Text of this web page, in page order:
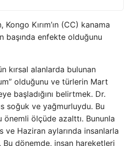
Kırım’ın (CC) kanama
başında enfekte olduğunu
kırsal alanlarda bulunan
olduğunu ve türlerin Mart
başladığını belirtmek. Dr.
soğuk ve yağmurluydu. Bu
ölçüde azalttı. Bununla
ve Haziran aylarında insanlarla
Bu dönemde, insan hareketleri